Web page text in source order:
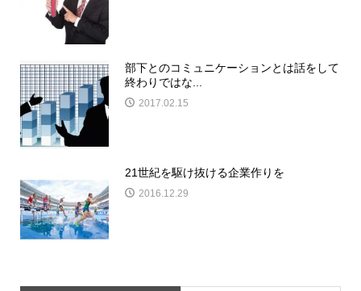
部下とのコミュニケーションとは話をして
終わりではな...
2017.02.15
21世紀を駆け抜ける企業作りを
2016.12.29